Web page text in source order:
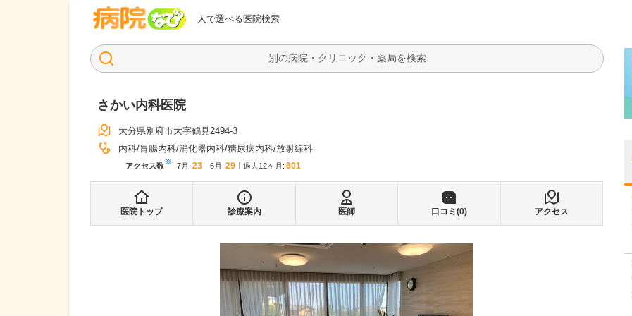
人で選べる医院検索
病院なび
検索
さかい内科医院
大分県別府市大字鶴見2494-3
内科 胃腸内科 消化器内科 糖尿病内科 放射線科
アクセス数※ 7月 : 23 6月 : 29 過去12ヶ月: 601
医院トップ 診療案内 医師 口コミ(0) アクセス